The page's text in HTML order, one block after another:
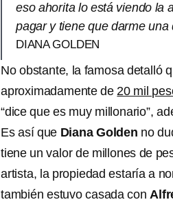
eso ahorita lo está viendo la
pagar y tiene que darme una
DIANA GOLDEN
No obstante, la famosa detalló
aproximadamente de 20 mil
“dice que es muy millonario”,
Es así que Diana Golden no
tiene un valor de millones de
artista, la propiedad estaría a
también estuvo casada con